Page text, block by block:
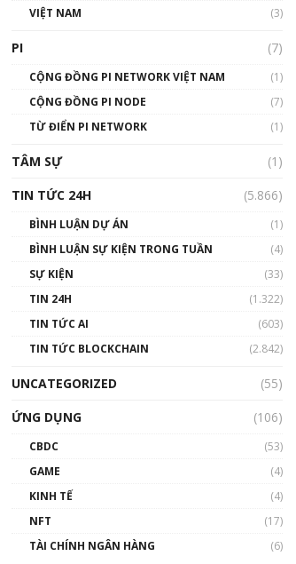
01:32:59
Talkshow17: Mùa đông
Crypto – Chiếc khăn gió ấm
01:49:30
Talkshow 14: MemeCoin –
VIỆT NAM
(3)
PI (7)
CỘNG ĐỒNG PI NETWORK VIỆT NAM
(1)
CỘNG ĐỒNG PI NODE
(7)
TỪ ĐIỂN PI NETWORK
(1)
TÂM SỰ
(1)
TIN TỨC 24H
(5.866)
BÌNH LUẬN DỰ ÁN
(1)
BÌNH LUẬN SỰ KIỆN TRONG TUẦN
(4)
SỰ KIỆN
(33)
TIN 24H
(1.322)
TIN TỨC AI
(603)
TIN TỨC BLOCKCHAIN
(2.842)
UNCATEGORIZED
(55)
ỨNG DỤNG
(106)
CBDC
(53)
GAME
(4)
KINH TẾ
(4)
NFT
(17)
TÀI CHÍNH NGÂN HÀNG
(6)